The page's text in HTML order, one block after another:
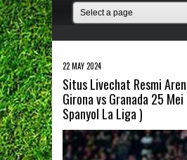
22 MAY 2024
Situs Livechat Resmi
Girona vs Granada 25
Spanyol La Liga )